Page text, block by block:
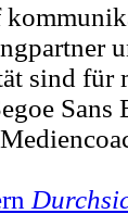
sind für